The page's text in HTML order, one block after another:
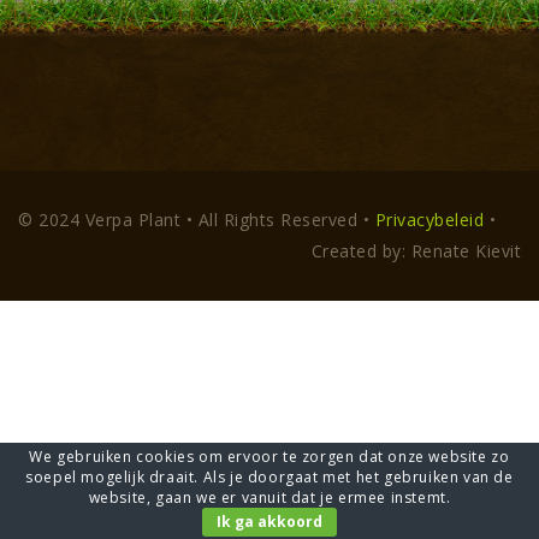
© 2024 Verpa Plant • All Rights Reserved • Privacybeleid •
Created by: Renate Kievit
We gebruiken cookies om ervoor te zorgen dat onze website zo
soepel mogelijk draait. Als je doorgaat met het gebruiken van de
website, gaan we er vanuit dat je ermee instemt.
Ik ga akkoord